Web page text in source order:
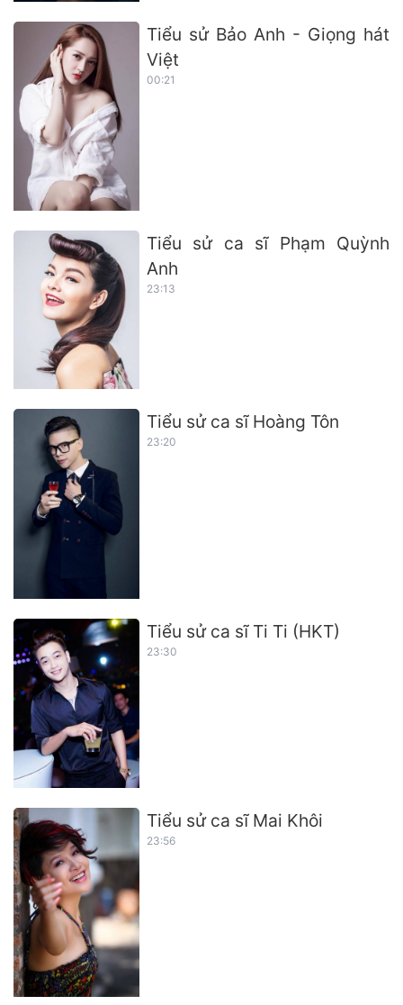
Tiểu sử Bảo Anh - Giọng hát
Việt
00:21
Tiểu sử ca sĩ Phạm Quỳnh
Anh
23:13
Tiểu sử ca sĩ Hoàng Tôn
23:20
Tiểu sử ca sĩ Ti Ti (HKT)
23:30
Tiểu sử ca sĩ Mai Khôi
23:56